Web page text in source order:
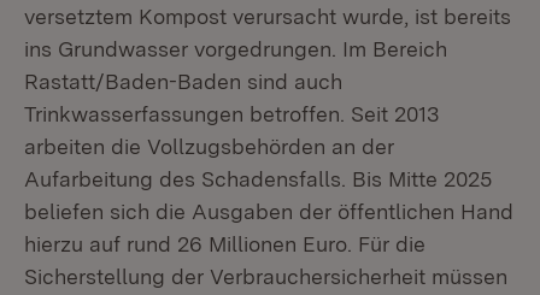
versetztem Kompost verursacht wurde, ist bereits
ins Grundwasser vorgedrungen. Im Bereich
Rastatt/Baden-Baden sind auch
Trinkwasserfassungen betroffen. Seit 2013
arbeiten die Vollzugsbehörden an der
Aufarbeitung des Schadensfalls. Bis Mitte 2025
beliefen sich die Ausgaben der öffentlichen Hand
hierzu auf rund 26 Millionen Euro. Für die
Sicherstellung der Verbrauchersicherheit müssen